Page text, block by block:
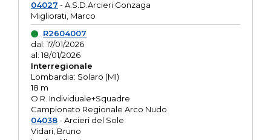
04027 - A.S.D.Arcieri Gonzaga
Migliorati, Marco
R2604007
dal: 17/01/2026
al: 18/01/2026
Interregionale
Lombardia: Solaro (MI)
18 m
O.R. Individuale+Squadre
Campionato Regionale Arco Nudo
04038- Arcieri del Sole
Vidari, Bruno